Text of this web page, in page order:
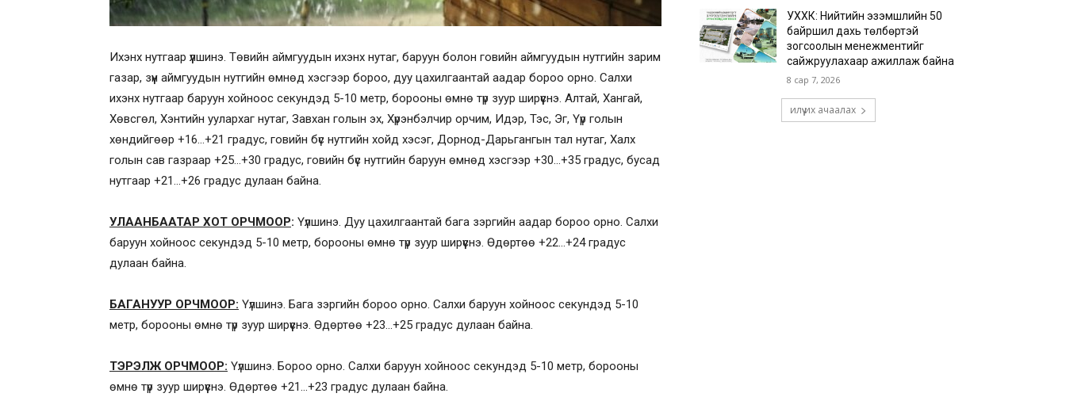
Ихэнх нутгаар үүлшинэ. Төвийн аймгуудын ихэнх нутаг, баруун болон говийн аймгуудын нутгийн зарим
газар, зүүн аймгуудын нутгийн өмнөд хэсгээр бороо, дуу цахилгаантай аадар бороо орно. Салхи
ихэнх нутгаар баруун хойноос секундэд 5-10 метр, борооны өмнө түр зуур ширүүснэ. Алтай, Хангай,
Хөвсгөл, Хэнтийн уулархаг нутаг, Завхан голын эх, Хүрэнбэлчир орчим, Идэр, Тэс, Эг, Үүр голын
хөндийгөөр +16…+21 градус, говийн бүс нутгийн хойд хэсэг, Дорнод-Дарьгангын тал нутаг, Халх
голын сав газраар +25…+30 градус, говийн бүс нутгийн баруун өмнөд хэсгээр +30…+35 градус, бусад
нутгаар +21…+26 градус дулаан байна.
УЛААНБААТАР ХОТ ОРЧМООР: Үүлшинэ. Дуу цахилгаантай бага зэргийн аадар бороо орно. Салхи
баруун хойноос секундэд 5-10 метр, борооны өмнө түр зуур ширүүснэ. Өдөртөө +22…+24 градус
дулаан байна.
БАГАНУУР ОРЧМООР: Үүлшинэ. Бага зэргийн бороо орно. Салхи баруун хойноос секундэд 5-10
метр, борооны өмнө түр зуур ширүүснэ. Өдөртөө +23…+25 градус дулаан байна.
ТЭРЭЛЖ ОРЧМООР: Үүлшинэ. Бороо орно. Салхи баруун хойноос секундэд 5-10 метр, борооны
өмнө түр зуур ширүүснэ. Өдөртөө +21…+23 градус дулаан байна.
УХХК: Нийтийн эзэмшлийн 50
байршил дахь төлбөртэй
зогсоолын менежментийг
сайжруулахаар ажиллаж байна
8 сар 7, 2026
илүү их ачаалах